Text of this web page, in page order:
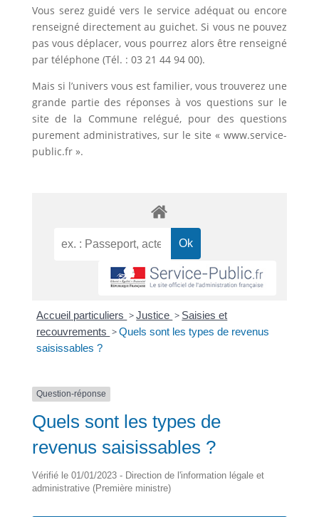
Vous serez guidé vers le service adéquat ou encore
renseigné directement au guichet. Si vous ne pouvez
pas vous déplacer, vous pourrez alors être renseigné
par téléphone (Tél. : 03 21 44 94 00).
Mais si l’univers vous est familier, vous trouverez une
grande partie des réponses à vos questions sur le
site de la Commune relégué, pour des questions
purement administratives, sur le site « www.service-
public.fr ».
Accueil particuliers >Justice > Saisies et
recouvrements >Quels sont les types de revenus
saisissables ?
Question-réponse
Quels sont les types de
revenus saisissables ?
Vérifié le 01/01/2023 - Direction de l'information légale et
administrative (Première ministre)